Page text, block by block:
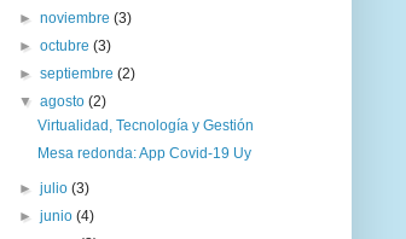
►noviembre(3)
►octubre(3)
►septiembre(2)
▼agosto(2)
Virtualidad, Tecnología y Gestión
Mesa redonda: App Covid-19 Uy
►julio(3)
►junio(4)